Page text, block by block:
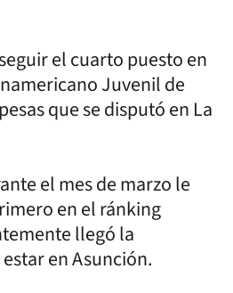
el cuarto puesto en
Juvenil de
que se disputó en La
el mes de marzo le
en el ránking
llegó la
en Asunción.